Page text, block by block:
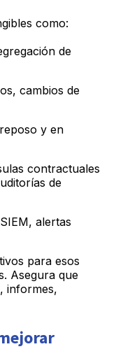
como:
de
cambios de
y en
contractuales
de
alertas
para esos
Asegura que
informes,